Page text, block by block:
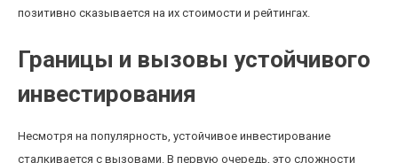
позитивно сказывается на их стоимости и рейтингах.
Границы и вызовы устойчивого
инвестирования
Несмотря на популярность, устойчивое инвестирование
сталкивается с вызовами. В первую очередь, это сложности